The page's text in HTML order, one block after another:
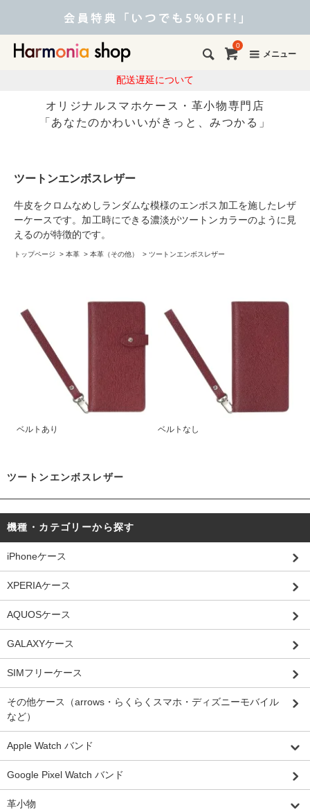
メニュー
0
配送遅延について
オリジナルスマホケース・革小物専門店
「あなたのかわいいがきっと、みつかる」
ツートンエンボスレザー
牛皮をクロムなめしランダムな模様のエンボス加工を施したレザ
ーケースです。加工時にできる濃淡がツートンカラーのように見
えるのが特徴的です。
トップページ > 本革 > 本革（その他） > ツートンエンボスレザー
ベルトあり ベルトなし
ツートンエンボスレザー
機種・カテゴリーから探す
iPhoneケース
XPERIAケース
AQUOSケース
GALAXYケース
SIMフリーケース
その他ケース（arrows・らくらくスマホ・ディズニーモバイル
など）
Apple Watch バンド
Google Pixel Watch バンド
革小物